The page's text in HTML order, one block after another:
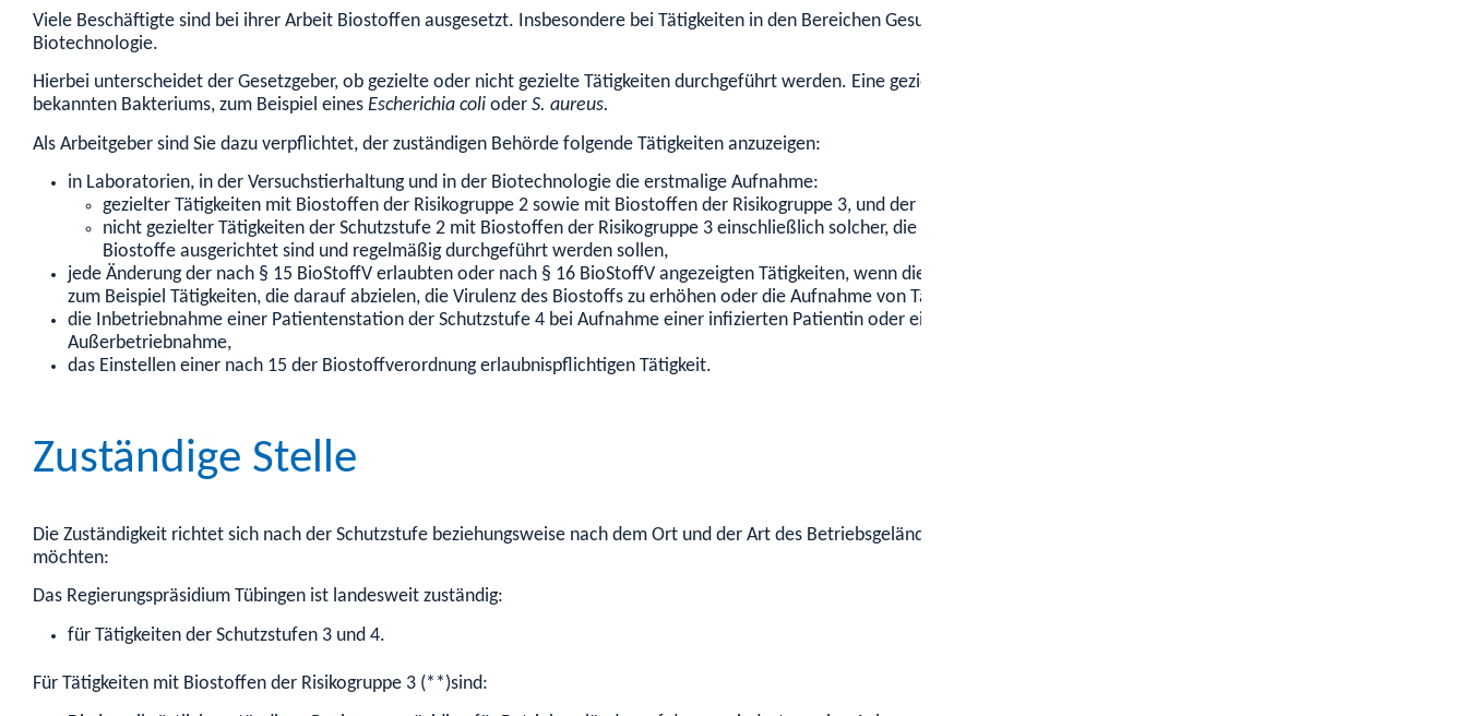
Viele Beschäftigte sind bei ihrer Arbeit Biostoffen ausgesetzt. Insbesondere bei Tätigkeiten in den Bereichen Gesundheitswesen, Laboratorien, Tierhaltung und der
Biotechnologie.
Hierbei unterscheidet der Gesetzgeber, ob gezielte oder nicht gezielte Tätigkeiten durchgeführt werden. Eine gezielte Tätigkeit ist zum Beispiel das geplante Anzüchten eines
bekannten Bakteriums, zum Beispiel eines Escherichia coli oder S. aureus.
Als Arbeitgeber sind Sie dazu verpflichtet, der zuständigen Behörde folgende Tätigkeiten anzuzeigen:
in Laboratorien, in der Versuchstierhaltung und in der Biotechnologie die erstmalige Aufnahme:
gezielter Tätigkeiten mit Biostoffen der Risikogruppe 2 sowie mit Biostoffen der Risikogruppe 3, und der Risikogruppe 3 (**),
nicht gezielter Tätigkeiten der Schutzstufe 2 mit Biostoffen der Risikogruppe 3 einschließlich solcher, die mit (**) gekennzeichnet sind, sofern die Tätigkeiten auf diese
Biostoffe ausgerichtet sind und regelmäßig durchgeführt werden sollen,
jede Änderung der nach § 15 BioStoffV erlaubten oder nach § 16 BioStoffV angezeigten Tätigkeiten, wenn diese für die Sicherheit und den Gesundheitsschutz bedeutsam sind,
zum Beispiel Tätigkeiten, die darauf abzielen, die Virulenz des Biostoffs zu erhöhen oder die Aufnahme von Tätigkeiten mit weiteren Biostoffen der Risikogruppe 3 oder 4,
die Inbetriebnahme einer Patientenstation der Schutzstufe 4 bei Aufnahme einer infizierten Patientin oder eines infizierten Patienten sowie die anschließende
Außerbetriebnahme,
das Einstellen einer nach 15 der Biostoffverordnung erlaubnispflichtigen Tätigkeit.
Zuständige Stelle
Die Zuständigkeit richtet sich nach der Schutzstufe beziehungsweise nach dem Ort und der Art des Betriebsgeländes, auf dem Sie die Tätigkeiten mit Biostoffen anzeigen
möchten:
Das Regierungspräsidium Tübingen ist landesweit zuständig:
für Tätigkeiten der Schutzstufen 3 und 4.
Für Tätigkeiten mit Biostoffen der Risikogruppe 3 (**)sind: